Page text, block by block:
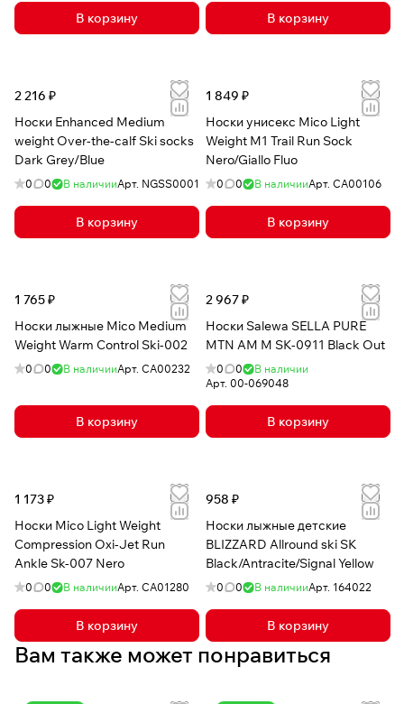
В корзину В корзину
2 216 ₽
Носки Enhanced Medium
weight Over-the-calf Ski socks
Dark Grey/Blue
0 0 В наличииАрт. NGSS0001
В корзину
1 849 ₽
Носки унисекс Mico Light
Weight M1 Trail Run Sock
Nero/Giallo Fluo
0 0 В наличииАрт. CA00106
В корзину
1 765 ₽
Носки лыжные Mico Medium
Weight Warm Control Ski-002
0 0 В наличииАрт. CA00232
В корзину
2 967 ₽
Носки Salewa SELLA PURE
MTN AM M SK-0911 Black Out
0 0
В наличии
Арт. 00-069048
В корзину
1 173 ₽
Носки Mico Light Weight
Compression Oxi-Jet Run
Ankle Sk-007 Nero
0 0 В наличииАрт. CA01280
В корзину
958 ₽
Носки лыжные детские
BLIZZARD Allround ski SK
Black/Antracite/Signal Yellow
0 0 В наличииАрт. 164022
В корзину
Вам также может понравиться